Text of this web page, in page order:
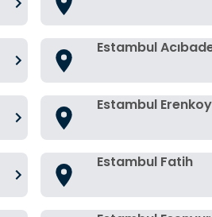
Estambul
Estambul Erenkoy
Estambul Fatih